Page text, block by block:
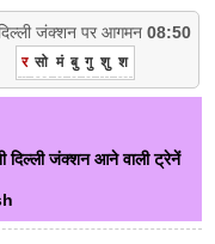
दिल्ली जंक्शन पर आगमन 08:50
र सो मं बु गु शु श
दिल्ली जंक्शन आने वाली ट्रेनें